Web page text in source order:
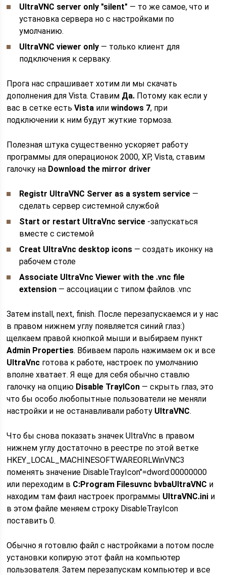
UltraVNC server only "silent" — то же самое, что и
установка сервера но с настройками по
умолчанию.
UltraVNC viewer only — только клиент для
подключения к серваку.
Прога нас спрашивает хотим ли мы скачать
дополнения для Vista. Ставим Да. Потому как если у
вас в сетке естьVista илиwindows 7, при
подключении к ним будут жуткие тормоза.
Полезная штука существенно ускоряет работу
программы для операционок 2000, XP, Vista, ставим
галочку на Download the mirror driver
Registr UltraVNC Server as a system service —
сделать сервер системной службой
Start or restart UltraVnc service -запускаться
вместе с системой
Creat UltraVnc desktop icons — создать иконку на
рабочем столе
Associate UltraVnc Viewer with the .vnc file
extension — ассоциации с типом файлов .vnc
Затем install, next, finish. После перезапускаемся и у нас
в правом нижнем углу появляется синий глаз:)
щелкаем правой кнопкой мыши и выбираем пункт
Admin Properties. Вбиваем пароль нажимаем ок и все
UltraVnc готова к работе, настроек по умолчанию
вполне хватает. Я еще для себя обычно ставлю
галочку на опцию Disable TrayICon — скрыть глаз, это
что бы особо любопытные пользователи не меняли
настройки и не останавливали работу UltraVNC.
Что бы снова показать значек UltraVnc в правом
нижнем углу достаточно в реестре по этой ветке
HKEY_LOCAL_MACHINESOFTWAREORLWinVNC3
поменять значение DisableTrayIcon"=dword:00000000
или переходим в C:Program Filesuvnc bvbaUltraVNC и
находим там фаил настроек программы UltraVNC.ini и
в этом файле меняем строку DisableTrayIcon
поставить 0.
Обычно я готовлю файл с настройками а потом после
установки копирую этот файл на компьютер
пользователя. Затем перезапускам компьютер и все